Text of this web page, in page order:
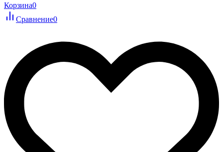
Корзина0
Сравнение0